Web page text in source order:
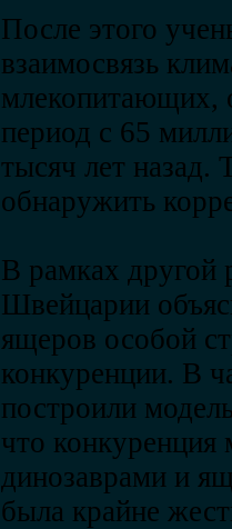
После этого
взаимосвязь
млекопитающих,
период с 65
тысяч лет назад.
обнаружить
В рамках другой
Швейцарии
ящеров особой
конкуренции. В
построили
что
динозаврами и
была крайне